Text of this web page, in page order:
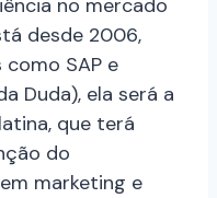
no mercado
desde 2006,
SAP e
Duda), ela será a
que terá
do
marketing e